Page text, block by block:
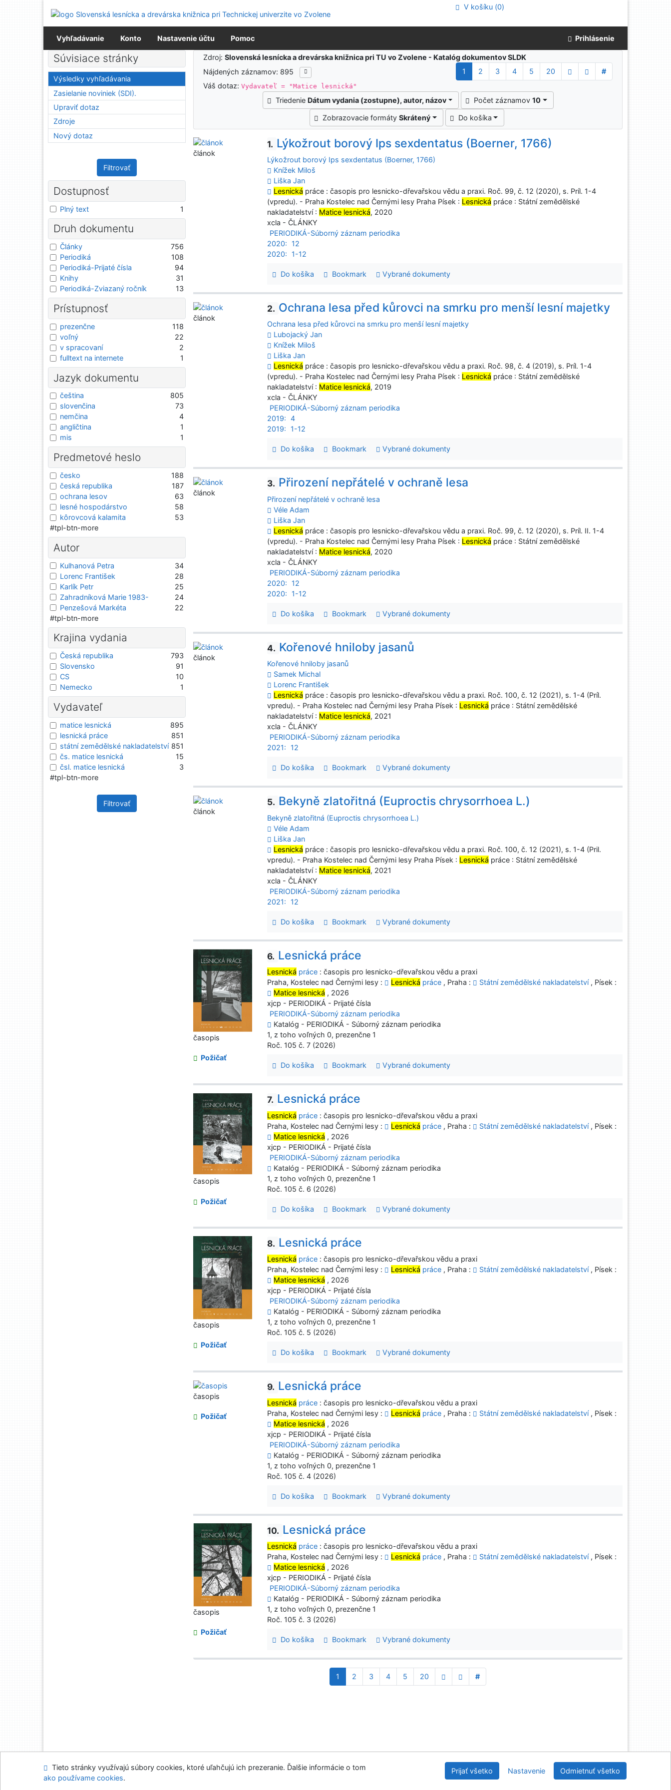
Prejsť na menu
Prehlásenie o webovej prístupnosti
V košíku (0)
Vyhľadávanie Konto Nastavenie účtu Pomoc Prihlásenie
Výsledky vyhľadávania
Zdroj:Slovenská lesnícka a drevárska knižnica pri TU vo Zvolene - Katalóg dokumentov SLDK
Nájdených záznamov: 895
1 2 3 4 5 20
#
Váš dotaz:Vydavateľ = "Matice lesnická"
Triedenie Dátum vydania (zostupne), autor, názov Počet záznamov10
Zobrazovacie formátySkrátený Do košíka
1. Lýkožrout borový Ips sexdentatus (Boerner, 1766)
Lýkožrout borový Ips sexdentatus (Boerner, 1766)
Knížek Miloš
Liška Jan
Lesnická práce : časopis pro lesnicko-dřevařskou vědu a praxi. Roč. 99, č. 12 (2020), s. Príl. 1-4
(vpredu). - Praha Kostelec nad Černými lesy Praha Písek : Lesnická práce : Státní zemědělské
nakladatelství : Matice lesnická, 2020
xcla - ČLÁNKY
PERIODIKÁ-Súborný záznam periodika
2020:
12
2020:
1-12
Do košíka Bookmark Vybrané dokumenty
článok
2. Ochrana lesa před kůrovci na smrku pro menší lesní majetky
Ochrana lesa před kůrovci na smrku pro menší lesní majetky
Lubojacký Jan
Knížek Miloš
Liška Jan
Lesnická práce : časopis pro lesnicko-dřevařskou vědu a praxi. Roč. 98, č. 4 (2019), s. Príl. 1-4
(vpredu). - Praha Kostelec nad Černými lesy Praha Písek : Lesnická práce : Státní zemědělské
nakladatelství : Matice lesnická, 2019
xcla - ČLÁNKY
PERIODIKÁ-Súborný záznam periodika
2019:
4
2019:
1-12
Do košíka Bookmark Vybrané dokumenty
článok
3. Přirození nepřátelé v ochraně lesa
Přirození nepřátelé v ochraně lesa
Véle Adam
Liška Jan
Lesnická práce : časopis pro lesnicko-dřevařskou vědu a praxi. Roč. 99, č. 12 (2020), s. Príl. II. 1-4
(vpredu). - Praha Kostelec nad Černými lesy Praha Písek : Lesnická práce : Státní zemědělské
nakladatelství : Matice lesnická, 2020
xcla - ČLÁNKY
PERIODIKÁ-Súborný záznam periodika
2020:
12
2020:
1-12
Do košíka Bookmark Vybrané dokumenty
článok
4. Kořenové hniloby jasanů
Kořenové hniloby jasanů
Samek Michal
Lorenc František
Lesnická práce : časopis pro lesnicko-dřevařskou vědu a praxi. Roč. 100, č. 12 (2021), s. 1-4 (Príl.
vpredu). - Praha Kostelec nad Černými lesy Praha Písek : Lesnická práce : Státní zemědělské
nakladatelství : Matice lesnická, 2021
xcla - ČLÁNKY
PERIODIKÁ-Súborný záznam periodika
2021:
12
Do košíka Bookmark Vybrané dokumenty
článok
5. Bekyně zlatořitná (Euproctis chrysorrhoea L.)
Bekyně zlatořitná (Euproctis chrysorrhoea L.)
Véle Adam
Liška Jan
Lesnická práce : časopis pro lesnicko-dřevařskou vědu a praxi. Roč. 100, č. 12 (2021), s. 1-4 (Pril.
vpredu). - Praha Kostelec nad Černými lesy Praha Písek : Lesnická práce : Státní zemědělské
nakladatelství : Matice lesnická, 2021
xcla - ČLÁNKY
PERIODIKÁ-Súborný záznam periodika
2021:
12
Do košíka Bookmark Vybrané dokumenty
článok
6. Lesnická práce
Lesnická práce : časopis pro lesnicko-dřevařskou vědu a praxi
Praha, Kostelec nad Černými lesy :
Lesnická práce , Praha : Státní zemědělské nakladatelství, Písek :
Matice lesnická , 2026
xjcp - PERIODIKÁ - Prijaté čísla
PERIODIKÁ-Súborný záznam periodika
Katalóg - PERIODIKÁ - Súborný záznam periodika
1, z toho voľných 0, prezenčne 1
Roč. 105 č. 7 (2026)
Do košíka Bookmark Vybrané dokumenty
časopis
Požičať
7. Lesnická práce
Lesnická práce : časopis pro lesnicko-dřevařskou vědu a praxi
Praha, Kostelec nad Černými lesy :
Lesnická práce , Praha : Státní zemědělské nakladatelství, Písek :
Matice lesnická , 2026
xjcp - PERIODIKÁ - Prijaté čísla
PERIODIKÁ-Súborný záznam periodika
Katalóg - PERIODIKÁ - Súborný záznam periodika
1, z toho voľných 0, prezenčne 1
Roč. 105 č. 6 (2026)
Do košíka Bookmark Vybrané dokumenty
časopis
Požičať
8. Lesnická práce
Lesnická práce : časopis pro lesnicko-dřevařskou vědu a praxi
Praha, Kostelec nad Černými lesy :
Lesnická práce , Praha : Státní zemědělské nakladatelství, Písek :
Matice lesnická , 2026
xjcp - PERIODIKÁ - Prijaté čísla
PERIODIKÁ-Súborný záznam periodika
Katalóg - PERIODIKÁ - Súborný záznam periodika
1, z toho voľných 0, prezenčne 1
Roč. 105 č. 5 (2026)
Do košíka Bookmark Vybrané dokumenty
časopis
Požičať
9. Lesnická práce
Lesnická práce : časopis pro lesnicko-dřevařskou vědu a praxi
Praha, Kostelec nad Černými lesy :
Lesnická práce , Praha : Státní zemědělské nakladatelství, Písek :
Matice lesnická , 2026
xjcp - PERIODIKÁ - Prijaté čísla
PERIODIKÁ-Súborný záznam periodika
Katalóg - PERIODIKÁ - Súborný záznam periodika
1, z toho voľných 0, prezenčne 1
Roč. 105 č. 4 (2026)
Do košíka Bookmark Vybrané dokumenty
časopis
Požičať
10. Lesnická práce
Lesnická práce : časopis pro lesnicko-dřevařskou vědu a praxi
Praha, Kostelec nad Černými lesy :
Lesnická práce , Praha : Státní zemědělské nakladatelství, Písek :
Matice lesnická , 2026
xjcp - PERIODIKÁ - Prijaté čísla
PERIODIKÁ-Súborný záznam periodika
Katalóg - PERIODIKÁ - Súborný záznam periodika
1, z toho voľných 0, prezenčne 1
Roč. 105 č. 3 (2026)
Do košíka Bookmark Vybrané dokumenty
časopis
Požičať
1 2 3 4 5 20 #
Súvisiace stránky
Výsledky vyhľadávania
Zasielanie noviniek (SDI).
Upraviť dotaz
Zdroje
Nový dotaz
Filtrovať
Dostupnosť
Plný text 1
Druh dokumentu
Články
756
Periodiká
108
Periodiká-Prijaté čísla
94
Knihy
31
Periodiká-Zviazaný ročník
13
Prístupnosť
prezenčne
118
voľný
22
v spracovaní
2
fulltext na internete
1
Jazyk dokumentu
čeština
805
slovenčina
73
nemčina
4
angličtina
1
mis
1
Predmetové heslo
česko
188
česká republika
187
ochrana lesov
63
lesné hospodárstvo
58
kôrovcová kalamita
53
#tpl-btn-more
Autor
Kulhanová Petra
34
Lorenc František
28
Karlík Petr
25
Zahradníková Marie 1983-
24
Penzešová Markéta
22
#tpl-btn-more
Krajina vydania
Česká republika
793
Slovensko
91
CS
10
Nemecko
1
Vydavateľ
matice lesnická
895
lesnická práce
851
státní zemědělské nakladatelství 851
čs. matice lesnická
15
čsl. matice lesnická
3
#tpl-btn-more
Filtrovať
Mapa stránok Prístupnosť Súkromie
Modul OpenSearch
Slovenská lesnícka a drevárska knižnica pri Technickej univerzite
vo Zvolene
Tieto stránky využívajú súbory cookies, ktoré uľahčujú ich prezeranie. Ďalšie informácie o tom
ako používame cookies.
Prijať všetko Nastavenie Odmietnuť všetko